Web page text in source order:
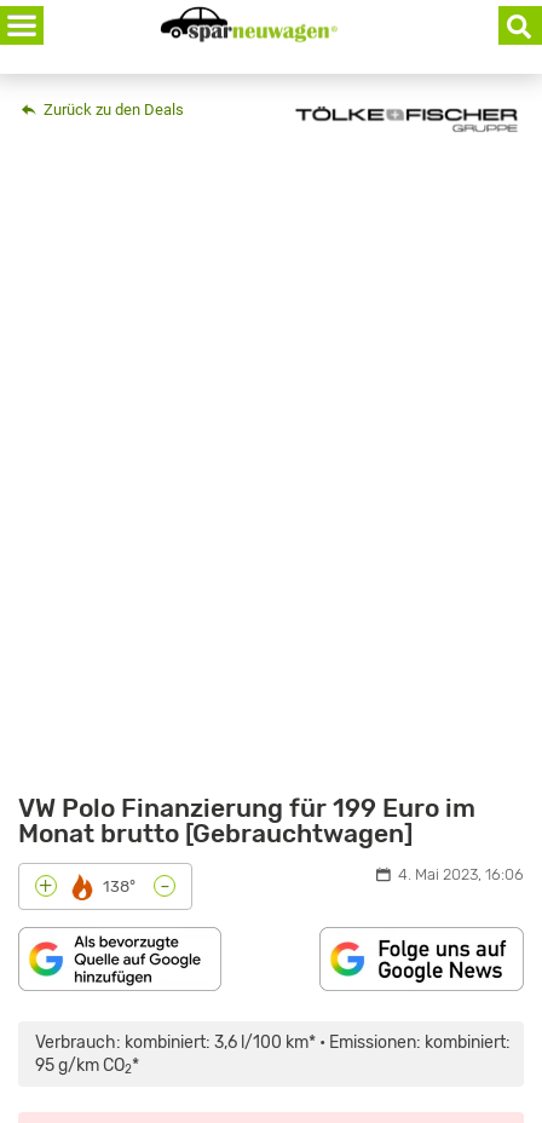
Skip
to
content
Zurück zu den Deals
VW Polo Finanzierung für 199 Euro im
Monat brutto [Gebrauchtwagen]
+ 138° - 4. Mai 2023, 16:06
Verbrauch: kombiniert: 3,6 l/100 km* • Emissionen: kombiniert:
95 g/km CO2*
DER
KLEINWAGEN-
KÖNIG?